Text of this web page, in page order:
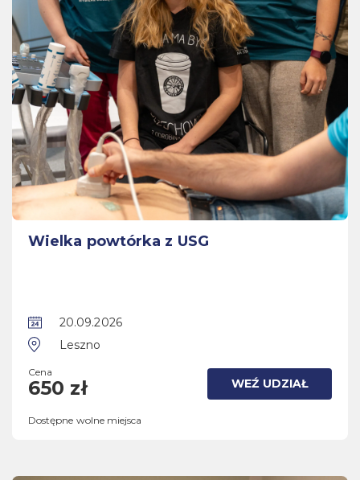
Wielka powtórka z USG
20.09.2026
Leszno
Cena
650 zł WEŹ UDZIAŁ
Dostępne wolne miejsca